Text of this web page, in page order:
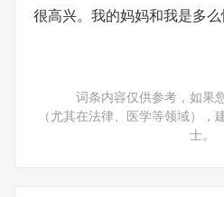
很高兴。我的妈妈和我是多么
词条内容仅供参考，如果
（尤其在法律、医学等领域）
士。